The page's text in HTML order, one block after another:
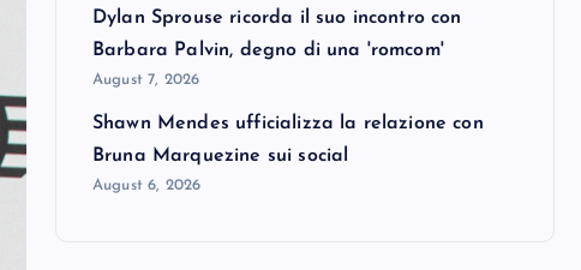
Dylan Sprouse ricorda il suo incontro con
Barbara Palvin, degno di una 'romcom'
August 7, 2026
Shawn Mendes ufficializza la relazione con
Bruna Marquezine sui social
August 6, 2026